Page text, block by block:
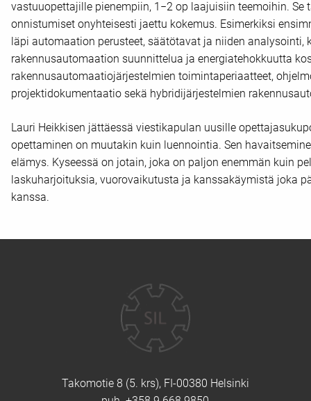
vastuuopettajille pienempiin, 1−2 op laajuisiin teemoihin. Se
onnistumiset onyhteisesti jaettu kokemus. Esimerkiksi
läpi automaation perusteet, säätötavat ja niiden analysointi,
rakennusautomaation suunnittelua ja energiatehokkuutta
rakennusautomaatiojärjestelmien toimintaperiaatteet,
projektidokumentaatio sekä hybridijärjestelmien
Lauri Heikkisen jättäessä viestikapulan uusille
opettaminen on muutakin kuin luennointia. Sen
elämys. Kyseessä on jotain, joka on paljon enemmän kuin
laskuharjoituksia, vuorovaikutusta ja kanssakäymistä joka
kanssa.
Takomotie 8 (5. krs), FI-00380 Helsinki